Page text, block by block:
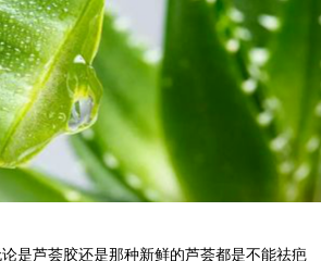
是芦荟胶还是那种新鲜的芦荟都是不能祛疤